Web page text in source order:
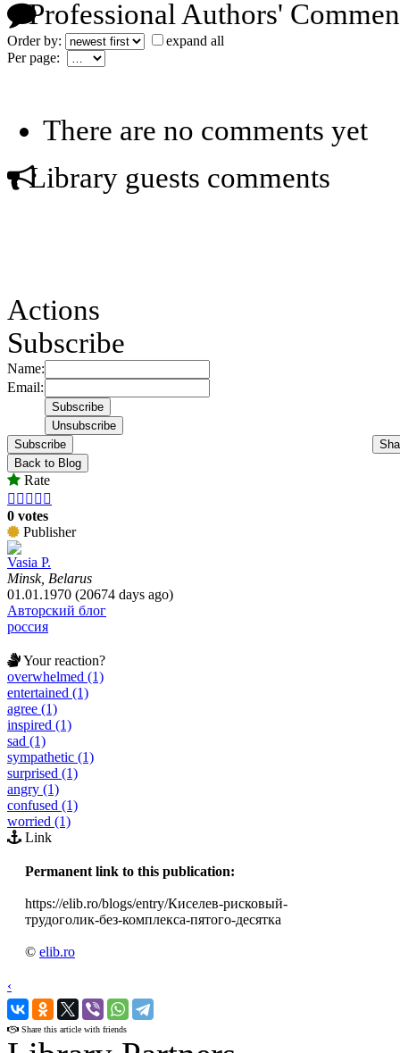
Professional Authors'
Order by:
expand all
Per page:
There are no comments yet
Library guests comments
Actions
Subscribe
Name:
Email:
Subscribe
Back to Blog
Rate
    
0 votes
Publisher
Vasia P.
Minsk, Belarus
01.01.1970 (20674 days ago)
Авторский блог
россия
Your reaction?
overwhelmed (1)
entertained (1)
agree (1)
inspired (1)
sad (1)
sympathetic (1)
surprised (1)
angry (1)
confused (1)
worried (1)
Link
Permanent link to this publication:
https://elib.ro/blogs/entry/Киселев-рисковый-
трудоголик-без-комплекса-пятого-десятка
© elib.ro
‹
›
Share this article with friends